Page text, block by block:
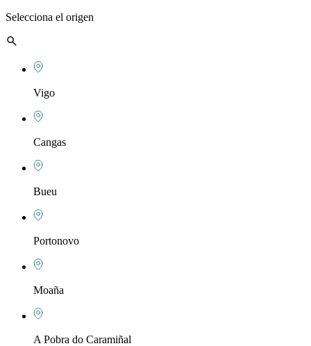
Selecciona el origen
Vigo
Cangas
Bueu
Portonovo
Moaña
A Pobra do Caramiñal